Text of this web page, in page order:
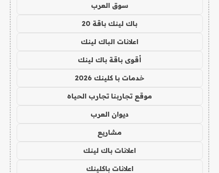
سوق العرب
باك لينك باقة 20
اعلانات الباك لينك
أقوى باقة باك لينك
خدمات با كلينك 2026
موقع تجاربنا تجارب الحياه
ديوان العرب
مشاريع
اعلانات باك لينك
اعلانات باكلينك